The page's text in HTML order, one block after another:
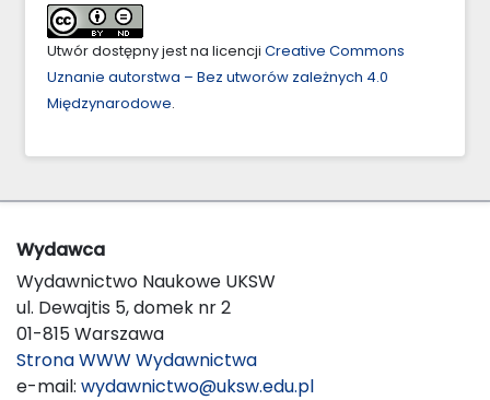
Utwór dostępny jest na licencji Creative Commons
Uznanie autorstwa – Bez utworów zależnych 4.0
Międzynarodowe.
Wydawca
Wydawnictwo Naukowe UKSW
ul. Dewajtis 5, domek nr 2
01-815 Warszawa
Strona WWW Wydawnictwa
e-mail: wydawnictwo@uksw.edu.pl